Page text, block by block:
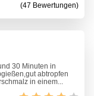
(47 Bewertungen)
30 Minuten in
abtropfen
in einem...